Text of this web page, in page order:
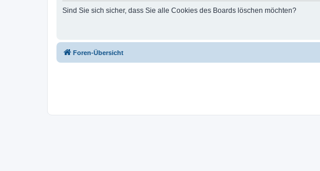
Sind Sie sich sicher, dass Sie alle Cookies des Boards löschen möchten?
Foren-Übersicht